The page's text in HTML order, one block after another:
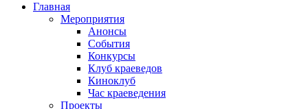
Главная
Мероприятия
Анонсы
События
Конкурсы
Клуб краеведов
Киноклуб
Час краеведения
Проекты